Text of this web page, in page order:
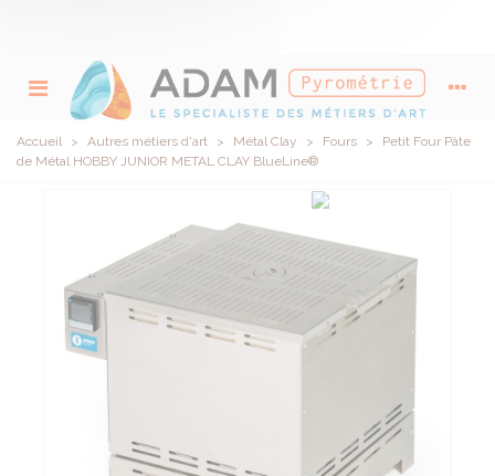
Accueil > Autres métiers d'art > Métal Clay > Fours >
Petit Four Pâte
de Métal HOBBY JUNIOR METAL CLAY BlueLine®